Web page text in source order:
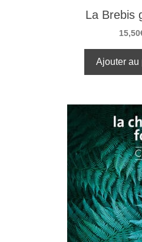
La Brebis
15,50
Ajouter au